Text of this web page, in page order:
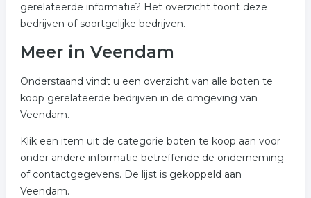
gerelateerde informatie? Het overzicht toont deze
bedrijven of soortgelijke bedrijven.
Meer in Veendam
Onderstaand vindt u een overzicht van alle boten te
koop gerelateerde bedrijven in de omgeving van
Veendam.
Klik een item uit de categorie boten te koop aan voor
onder andere informatie betreffende de onderneming
of contactgegevens. De lijst is gekoppeld aan
Veendam.